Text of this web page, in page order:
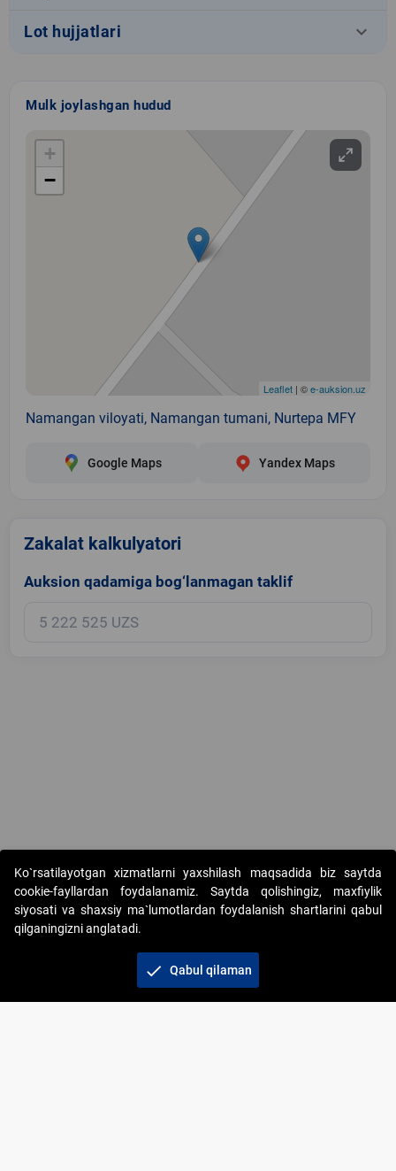
Lot hujjatlari keyboard_arrow_down
Mulk joylashgan hudud
+
−
Leaflet | ©e-auksion.uz
Namangan viloyati, Namangan tumani, Nurtepa MFY
Google Maps Yandex Maps
Zakalat kalkulyatori
Auksion qadamiga bog‘lanmagan taklif
Copyright © 2017-2026. "Elektron onlayn-auksionlarni tashkil etish"
AJ. Barcha huquqlar himoyalangan
+998 71 202-21-11
Ko`rsatilayotgan xizmatlarni yaxshilash maqsadida biz saytda
cookie-fayllardan foydalanamiz. Saytda qolishingiz, maxfiylik
siyosati va shaxsiy ma`lumotlardan foydalanish shartlarini qabul
qilganingizni anglatadi.
check Qabul qilaman